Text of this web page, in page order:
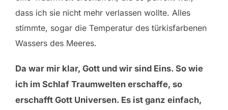
dass ich sie nicht mehr verlassen wollte. Alles
stimmte, sogar die Temperatur des türkisfarbenen
Wassers des Meeres.
Da war mir klar, Gott und wir sind Eins. So wie
ich im Schlaf Traumwelten erschaffe, so
erschafft Gott Universen. Es ist ganz einfach,